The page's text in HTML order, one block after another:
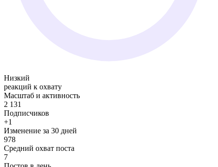
Низкий
реакций к охвату
Масштаб и активность
2 131
Подписчиков
+1
Изменение за 30 дней
978
Средний охват поста
7